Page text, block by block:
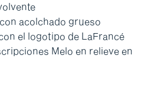
acolchado grueso
el logotipo de LaFrancé
Melo en relieve en